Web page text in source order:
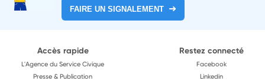
FAIRE UN SIGNALEMENT
Accès rapide
L'Agence du Service Civique
Presse & Publication
Restez connecté
Facebook
Linkedin